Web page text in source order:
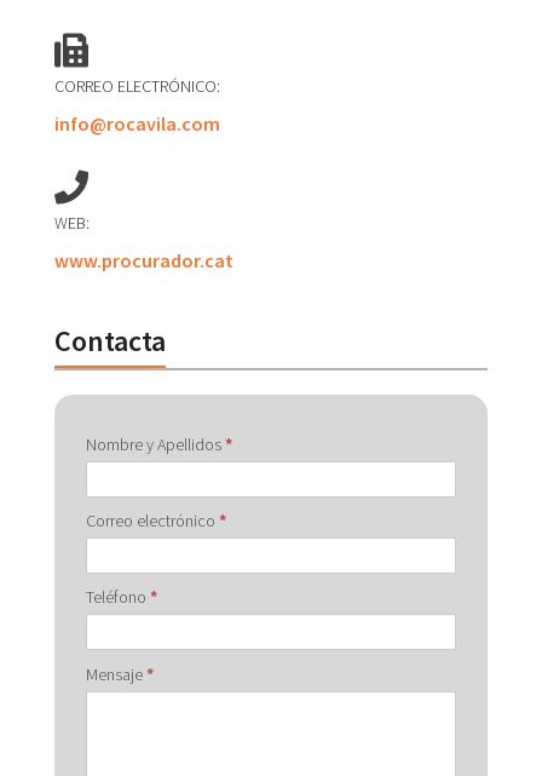
CORREO ELECTRÓNICO:
info@rocavila.com
WEB:
www.procurador.cat
Contacta
Contactar
con
Nombre y Apellidos*
Correo electrónico *
Teléfono *
Mensaje*